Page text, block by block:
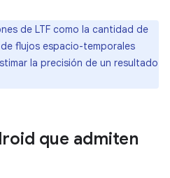
de LTF como la cantidad de
flujos espacio-temporales
la precisión de un resultado
que admiten